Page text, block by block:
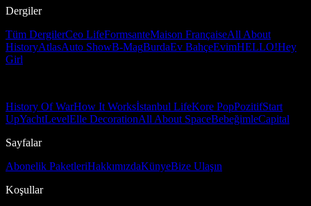
Dergiler
Tüm DergilerCeo LifeFormsanteMaison FrançaiseAll About
HistoryAtlasAuto ShowB-MagBurdaEv BahçeEvimHELLO!Hey
Girl
History Of WarHow It Worksİstanbul LifeKore PopPozitifStart
UpYachtLevelElle DecorationAll About SpaceBebeğimleCapital
Sayfalar
Abonelik PaketleriHakkımızdaKünyeBize Ulaşın
Koşullar